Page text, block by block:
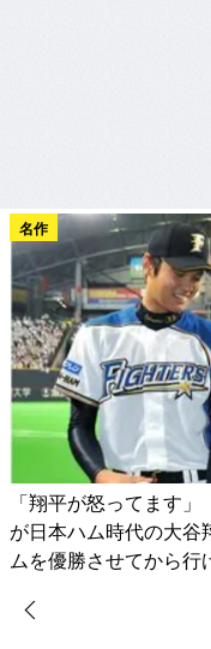
名作
「翔平が怒ってます
が日本ハム時代の大谷
ムを優勝させてから行